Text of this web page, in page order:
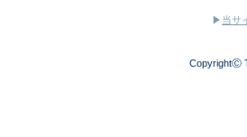
▶ 当サ
CopyrightⒸ